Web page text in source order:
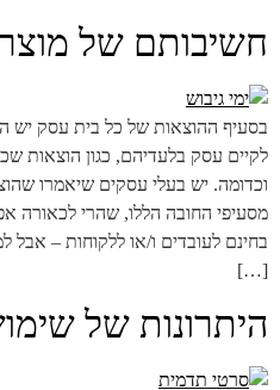
חשיבותם של
בסעיף ההוצאות של כל בית עסק יש
לקיים עסק בלעדיהם, כגון הוצאות
וכדומה. יש בעלי עסקים שיאמרו
מסעיפי החובה הללו, שהרי לכאורה
בחינם לעובדים ו/או ללקוחות – אבל
[…]
היתרונות של